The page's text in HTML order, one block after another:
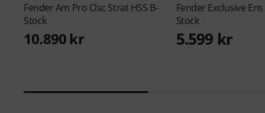
FenderAm Pro Clsc Strat HSS B-
Stock
10.890 kr
Fender Exclusive
Stock
5.599 kr